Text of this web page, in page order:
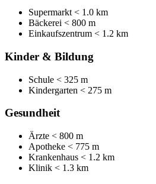
Supermarkt < 1.0 km
Bäckerei < 800 m
Einkaufszentrum < 1.2 km
Kinder & Bildung
Schule < 325 m
Kindergarten < 275 m
Gesundheit
Ärzte < 800 m
Apotheke < 775 m
Krankenhaus < 1.2 km
Klinik < 1.3 km